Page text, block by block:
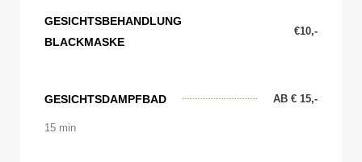
GESICHTSBEHANDLUNG
BLACKMASKE
€10,-
GESICHTSDAMPFBAD AB € 15,-
15 min